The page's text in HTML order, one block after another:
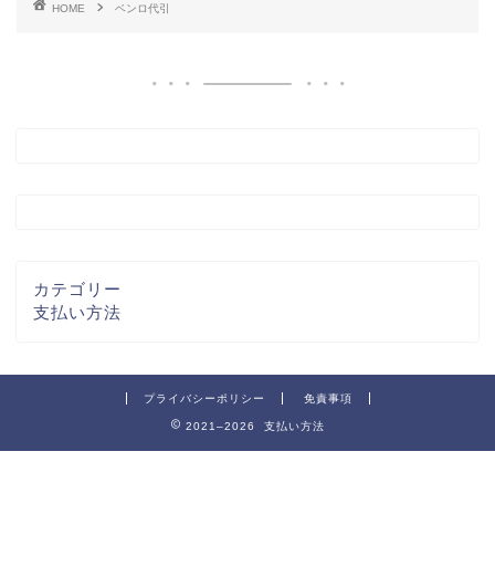
HOME ベンロ代引
カテゴリー
支払い方法
プライバシーポリシー 免責事項
2021–2026 支払い方法